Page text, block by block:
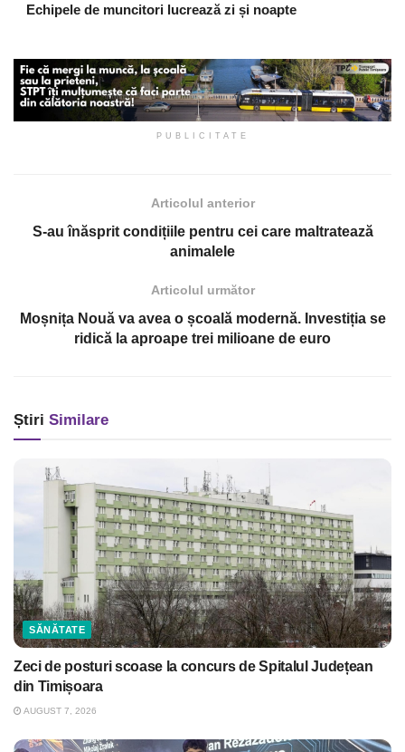
Echipele de muncitori lucrează zi și noapte
PUBLICITATE
Articolul anterior
S-au înăsprit condițiile pentru cei care maltratează
animalele
Articolul următor
Moșnița Nouă va avea o școală modernă. Investiția se
ridică la aproape trei milioane de euro
Știri Similare
SĂNĂTATE
Zeci de posturi scoase la concurs de Spitalul Județean
din Timișoara
AUGUST 7, 2026